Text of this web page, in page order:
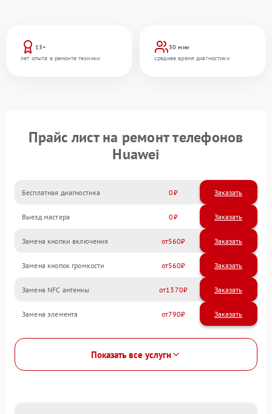
13+
лет опыта в ремонте техники
30 мин
среднее время диагностики
Прайс лист на ремонт телефонов
Huawei
Бесплатная диагностика 0 Заказать
Выезд мастера 0 Заказать
Замена кнопки включения 560
Замена кнопок громкости 560
Замена NFC антенны 1370
Замена элемента 790
Показать все услуги